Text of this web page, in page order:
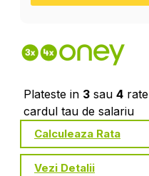
Plateste in 3 sau 4 rate
cardul tau de salariu
Calculeaza Rata
Vezi Detalii